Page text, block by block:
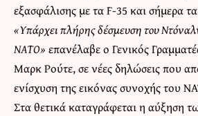
εξασφάλισης με τα F-35 και σήμερα τα
«Υπάρχει πλήρης δέσμευση του
ΝΑΤΟ» επανέλαβε ο Γενικός
Μαρκ Ρούτε, σε νέες δηλώσεις που
ενίσχυση της εικόνας συνοχής του
Στα θετικά καταγράφεται η αύξηση